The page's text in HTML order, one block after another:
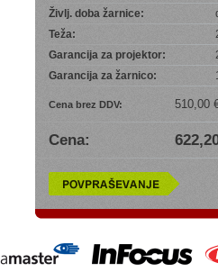
Življ. doba žarnice:
Teža:
Garancija za projektor:
Garancija za žarnico:
Cena brez DDV: 510,00
Cena: